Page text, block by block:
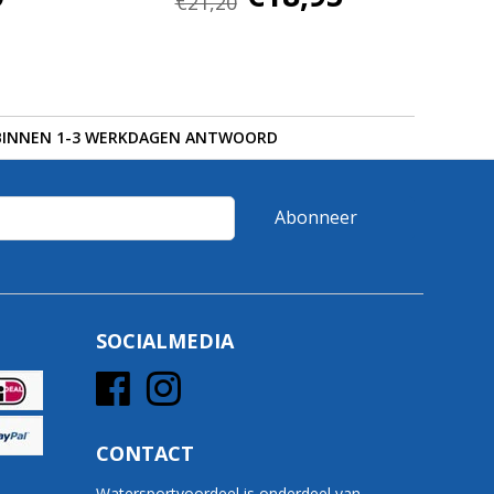
1-3 WERKDAGEN ANTWOORD
Abonneer
SOCIALMEDIA
CONTACT